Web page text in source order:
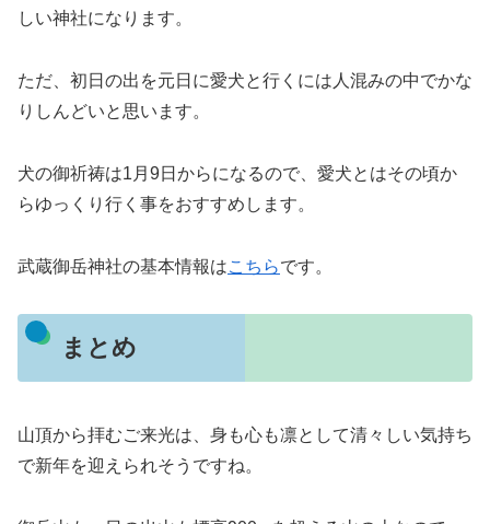
しい神社になります。
ただ、初日の出を元日に愛犬と行くには人混みの中でかな
りしんどいと思います。
犬の御祈祷は1月9日からになるので、愛犬とはその頃か
らゆっくり行く事をおすすめします。
武蔵御岳神社の基本情報はこちらです。
まとめ
山頂から拝むご来光は、身も心も凛として清々しい気持ち
で新年を迎えられそうですね。